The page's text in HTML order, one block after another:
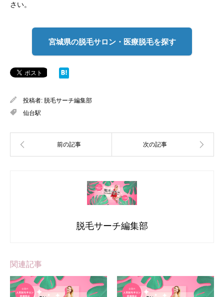
さい。
宮城県の脱毛サロン・医療脱毛を探す
投稿者: 脱毛サーチ編集部
仙台駅
脱毛サーチ編集部
関連記事